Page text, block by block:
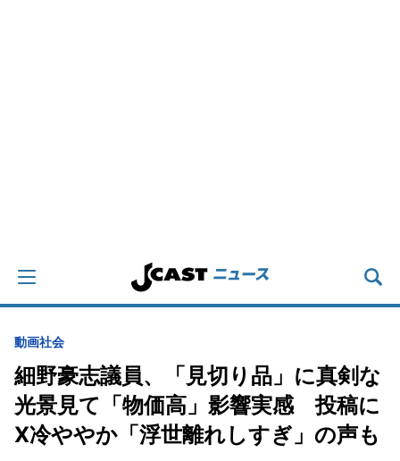
動画社会
細野豪志議員、「見切り品」に真剣な
光景見て「物価高」影響実感 投稿に
X冷ややか「浮世離れしすぎ」の声も